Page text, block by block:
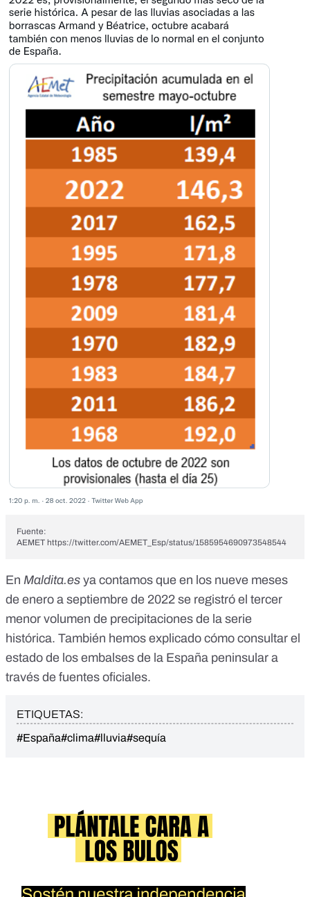
Fuente:
AEMET https://twitter.com/AEMET_Esp/status/1585954690973548544
En Maldita.es ya contamos que en los nueve meses
de enero a septiembre de 2022 se registró el tercer
menor volumen de precipitaciones de la serie
histórica. También hemos explicado cómo consultar el
estado de los embalses de la España peninsular a
través de fuentes oficiales.
ETIQUETAS:
#España#clima#lluvia#sequía